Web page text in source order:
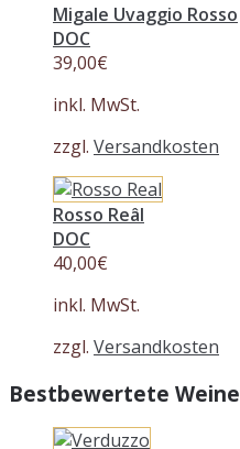
Migale Uvaggio Rosso
DOC
39,00€
inkl. MwSt.
zzgl. Versandkosten
Rosso Reâl
DOC
40,00€
inkl. MwSt.
zzgl. Versandkosten
Bestbewertete Weine